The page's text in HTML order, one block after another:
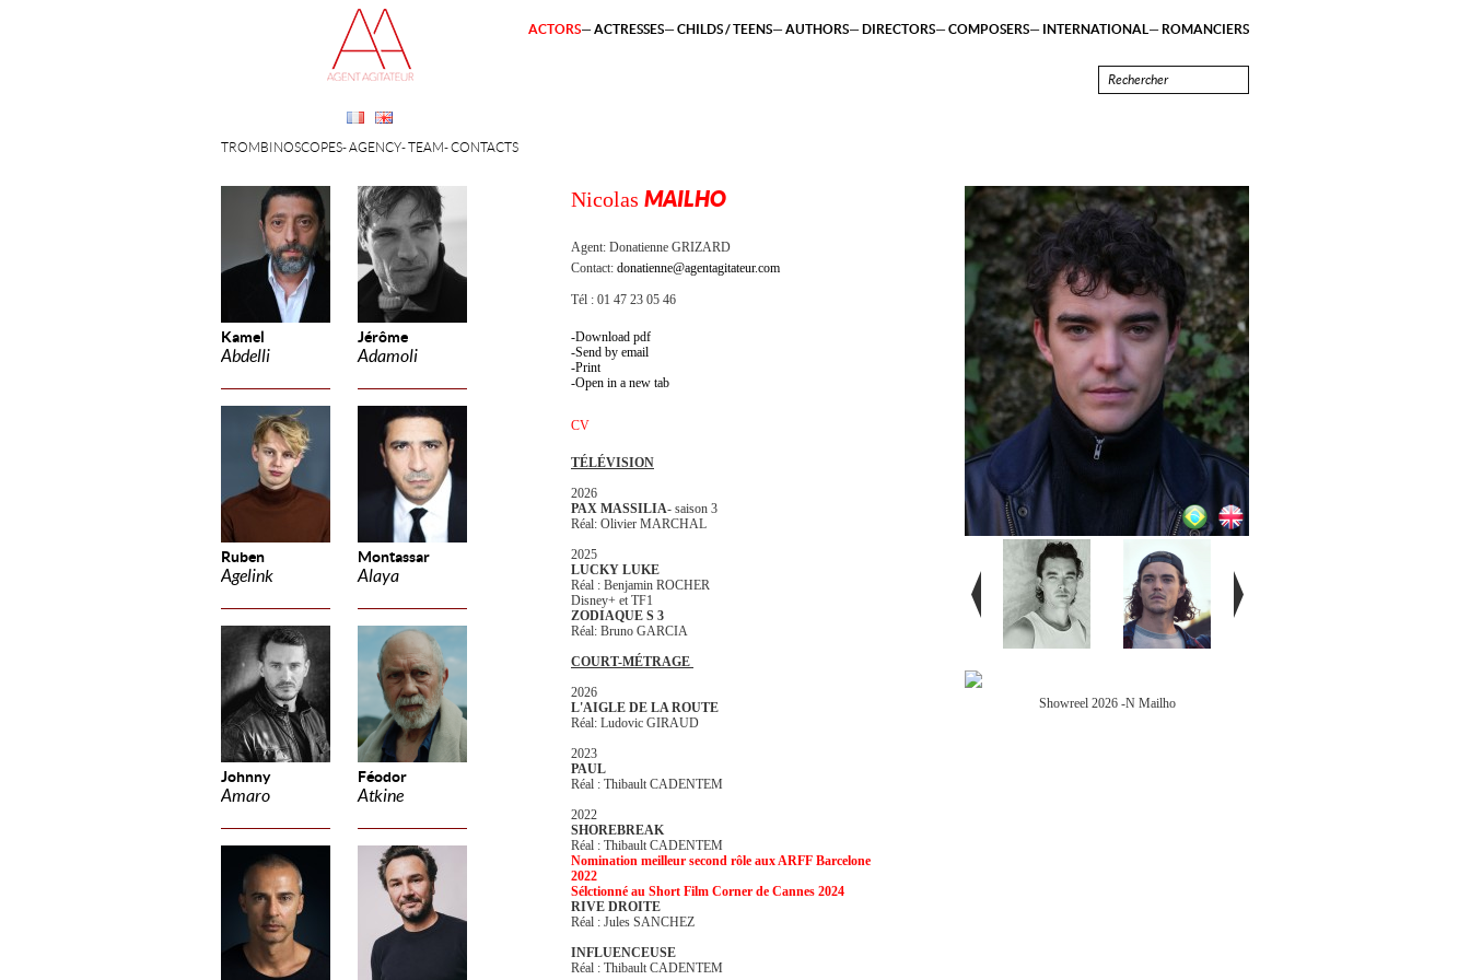
Kamel
Abdelli
Jérôme
Adamoli
Ruben
Agelink
Montassar
Alaya
Johnny
Amaro
Féodor
Atkine
TROMBINOSCOPES AGENCY TEAM CONTACTS
ACTORS ACTRESSES CHILDS / TEENS AUTHORS DIRECTORS COMPOSERS INTERNATIONAL ROMANCIERS
Nicolas MAILHO
Agent: Donatienne GRIZARD
Contact: donatienne@agentagitateur.com
Tél : 01 47 23 05 46
Download pdf
Send by email
Print
Open in a new tab
CV
TÉLÉVISION
2026
PAX MASSILIA- saison 3
Réal: Olivier MARCHAL
2025
LUCKY LUKE
Réal : Benjamin ROCHER
Disney+ et TF1
ZODIAQUE S 3
Réal: Bruno GARCIA
COURT-MÉTRAGE
2026
L'AIGLE DE LA ROUTE
Réal: Ludovic GIRAUD
2023
PAUL
Réal : Thibault CADENTEM
2022
SHOREBREAK
Réal : Thibault CADENTEM
Nomination meilleur second rôle aux ARFF Barcelone
2022
Sélctionné au Short Film Corner de Cannes 2024
RIVE DROITE
Réal : Jules SANCHEZ
INFLUENCEUSE
Réal : Thibault CADENTEM
Showreel 2026 -N Mailho